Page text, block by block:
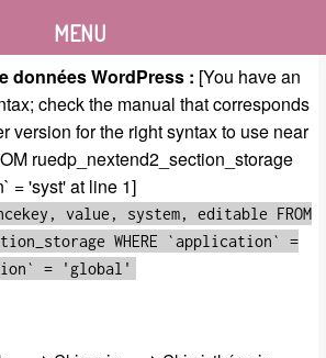
données WordPress : [You have an
check the manual that corresponds
version for the right syntax to use near
ruedp_nextend2_section_storage
= 'syst' at line 1]
value, system, editable FROM
WHERE `application` =
= 'global'
MENU